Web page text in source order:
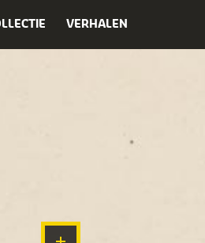
VERHALEN